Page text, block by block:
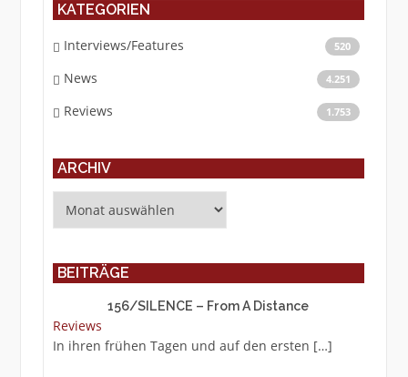
KATEGORIEN
Interviews/Features 520
News 4.251
Reviews 1.753
ARCHIV
BEITRÄGE
156/SILENCE – From A Distance
Reviews
In ihren frühen Tagen und auf den ersten […]